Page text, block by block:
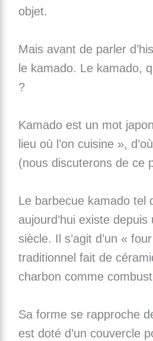
objet.
Mais avant de parler
le kamado. Le kamado,
?
Kamado est un mot
lieu où l’on cuisine »,
(nous discuterons de ce
Le barbecue kamado tel
aujourd’hui existe depuis
siècle. Il s’agit d’un «
traditionnel fait de
charbon comme
Sa forme se rapproche
est doté d’un couvercle